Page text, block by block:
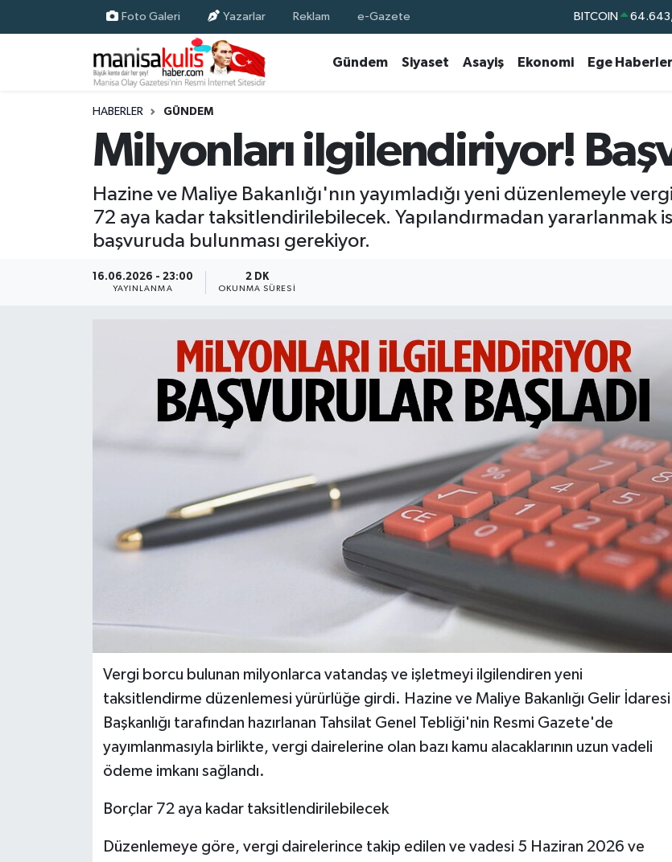
Foto Galeri Yazarlar Reklam e-Gazete BITCOIN
EURO
BİST100
Gündem Siyaset Asayiş Ekonomi Ege
HABERLER GÜNDEM
Milyonları ilgilendiriyor!
Hazine ve Maliye Bakanlığı'nın yayımladığı yeni düzenlemeyle
72 aya kadar taksitlendirilebilecek. Yapılandırmadan yararlanmak
başvuruda bulunması gerekiyor.
16.06.2026 - 23:00
YAYINLANMA
2 DK
OKUNMA SÜRESI
Vergi borcu bulunan milyonlarca vatandaş ve işletmeyi ilgilendiren yeni
taksitlendirme düzenlemesi yürürlüğe girdi. Hazine ve Maliye Bakanlığı Gelir İdaresi
Başkanlığı tarafından hazırlanan Tahsilat Genel Tebliği'nin Resmi Gazete'de
yayımlanmasıyla birlikte, vergi dairelerine olan bazı kamu alacaklarının uzun vadeli
ödeme imkanı sağlandı.
Borçlar 72 aya kadar taksitlendirilebilecek
Düzenlemeye göre, vergi dairelerince takip edilen ve vadesi 5 Haziran 2026 ve
Ekonomi
Gündem
Yunusemre Nöbetçi Eczaneler
Yunusemre Trafik Yoğunluk Haritası
Süper Lig Puan Durumu ve Fikstür
Tüm Manşetler